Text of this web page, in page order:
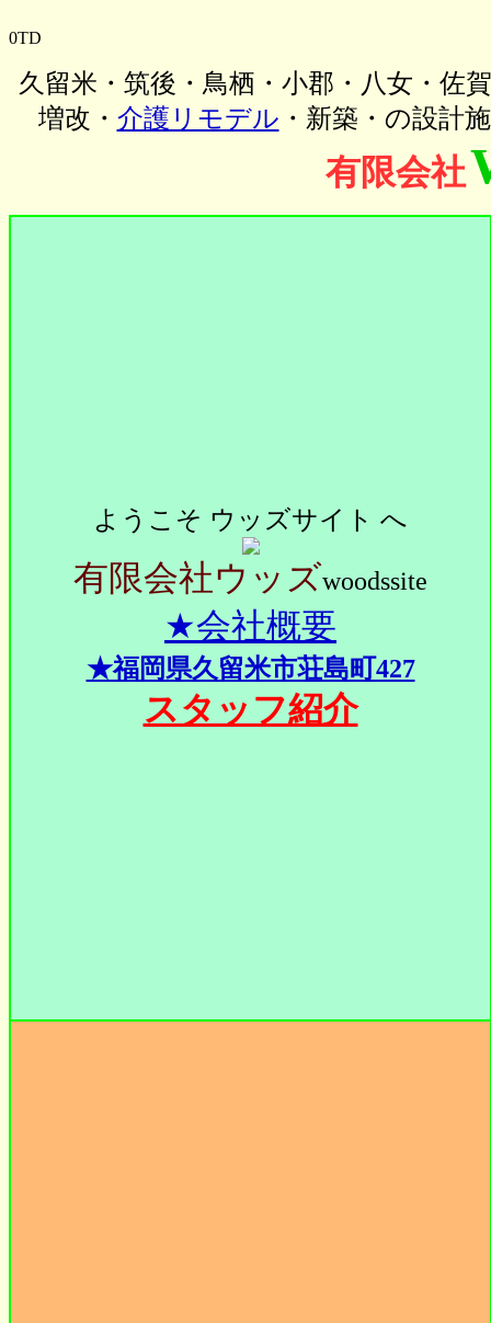
0TD
久留米・筑後・鳥栖・小郡・八女・佐
増改・ 介護リモデル ・新築・の設
有限会社
ようこそ ウッズサイト へ
有限会社ウッズwoodssite
★会社概要
★福岡県久留米市荘島町427
スタッフ紹介